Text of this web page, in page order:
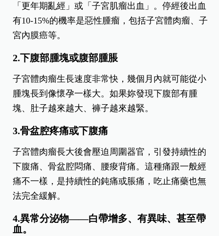
「更年期亂經」或「子宮肌瘤出血」。停經後出血
有10-15%的機率是惡性腫瘤，包括子宮體肉瘤、子
宮內膜癌等。
2.下腹部腫塊或腹部腫脹
子宮體肉瘤生長速度非常快，幾個月內就可能從小
腫塊長到像懷孕一樣大。如果妳發現下腹部有腫
塊、肚子越來越大、褲子越來越緊。
3.骨盆腔疼痛或下腹痛
子宮體肉瘤長大後會壓迫周圍器官，引發持續性的
下腹痛、骨盆腔悶痛、腰痠背痛。這種痛跟一般經
痛不一樣，是持續性的鈍痛或脹痛，吃止痛藥也無
法完全緩解。
4.異常分泌物——白帶增多、有異味、甚至帶
血。